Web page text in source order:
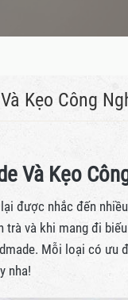
Kẹo Công
Và Kẹo
được nhắc đến
và khi mang đi
Mỗi loại có
nha!